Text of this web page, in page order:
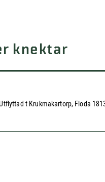
knektar
t Krukmakartorp, Floda